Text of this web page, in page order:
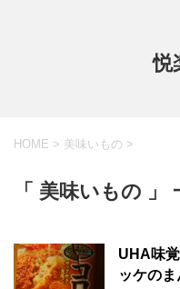
悦
HOME > 美味いもの >
「 美味いもの 」
UHA味
ッケのま